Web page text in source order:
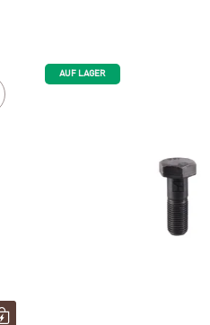
AUF LAGER